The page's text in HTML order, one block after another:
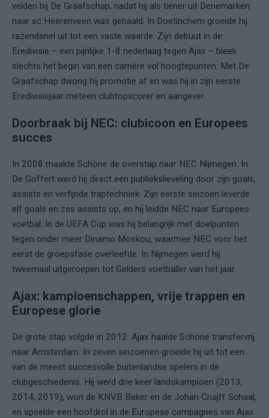
velden bij De Graafschap, nadat hij als tiener uit Denemarken
naar sc Heerenveen was gehaald. In Doetinchem groeide hij
razendsnel uit tot een vaste waarde. Zijn debuut in de
Eredivisie – een pijnlijke 1-8 nederlaag tegen Ajax – bleek
slechts het begin van een carrière vol hoogtepunten. Met De
Graafschap dwong hij promotie af en was hij in zijn eerste
Eredivisiejaar meteen clubtopscorer en aangever.
Doorbraak bij NEC: clubicoon en Europees
succes
In 2008 maakte Schöne de overstap naar NEC Nijmegen. In
De Goffert werd hij direct een publiekslieveling door zijn goals,
assists en verfijnde traptechniek. Zijn eerste seizoen leverde
elf goals en zes assists op, en hij leidde NEC naar Europees
voetbal. In de UEFA Cup was hij belangrijk met doelpunten
tegen onder meer Dinamo Moskou, waarmee NEC voor het
eerst de groepsfase overleefde. In Nijmegen werd hij
tweemaal uitgeroepen tot Gelders voetballer van het jaar.
Ajax: kampioenschappen, vrije trappen en
Europese glorie
De grote stap volgde in 2012: Ajax haalde Schöne transfervrij
naar Amsterdam. In zeven seizoenen groeide hij uit tot een
van de meest succesvolle buitenlandse spelers in de
clubgeschiedenis. Hij werd drie keer landskampioen (2013,
2014, 2019), won de KNVB Beker en de Johan Cruijff Schaal,
en speelde een hoofdrol in de Europese campagnes van Ajax.